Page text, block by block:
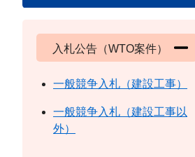
入札公告（WTO案件）
一般競争入札（建設工事）
一般競争入札（建設工事以
外）